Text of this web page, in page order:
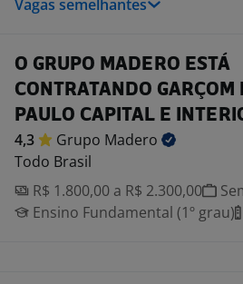
Vagas semelhantes
O GRUPO MADERO ESTÁ
CONTRATANDO GARÇOM
PAULO CAPITAL E
4,3 Grupo Madero
Todo Brasil
R$ 1.800,00 a R$ 2.300,00
Ensino Fundamental (1º grau)